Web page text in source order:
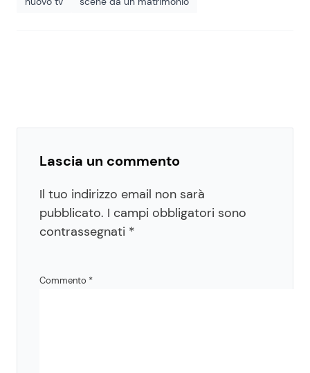
Lascia un commento
Il tuo indirizzo email non sarà
pubblicato. I campi obbligatori sono
contrassegnati *
Commento *